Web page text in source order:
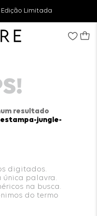
Edição Limitada
resultado
jungle-
digitados.
única palavra.
na busca.
do termo